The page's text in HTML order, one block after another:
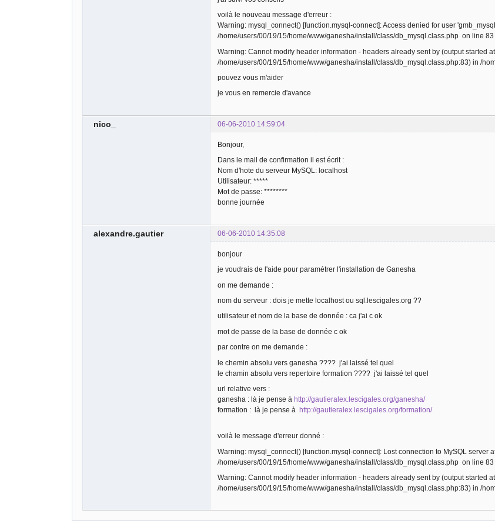
voilà le nouveau message d'erreur :
Warning: mysql_connect() [function.mysql-connect]: Access denied for user
/home/users/00/19/15/home/www/ganesha/install/class/db_mysql.class.php on line 83
Warning: Cannot modify header information - headers already sent by (output started at
/home/users/00/19/15/home/www/ganesha/install/class/db_mysql.class.php:83) in /
pouvez vous m'aider
je vous en remercie d'avance
nico_ 06-06-2010 14:59:04
Bonjour,
Dans le mail de confirmation il est écrit :
Nom d'hote du serveur MySQL: localhost
Utilisateur: *****
Mot de passe: ********
bonne journée
alexandre.gautier 06-06-2010 14:35:08
bonjour
je voudrais de l'aide pour paramétrer l'installation de Ganesha
on me demande :
nom du serveur : dois je mette localhost ou sql.lescigales.org ??
utilisateur et nom de la base de donnée : ca j'ai c ok
mot de passe de la base de donnée c ok
par contre on me demande :
le chemin absolu vers ganesha ???? j'ai laissé tel quel
le chamin absolu vers repertoire formation ???? j'ai laissé tel quel
url relative vers :
ganesha : là je pense à http://gautieralex.lescigales.org/ganesha/
formation : là je pense à http://gautieralex.lescigales.org/formation/
voilà le message d'erreur donné :
Warning: mysql_connect() [function.mysql-connect]: Lost connection to MySQL server
/home/users/00/19/15/home/www/ganesha/install/class/db_mysql.class.php on line 83
Warning: Cannot modify header information - headers already sent by (output started at
/home/users/00/19/15/home/www/ganesha/install/class/db_mysql.class.php:83) in /